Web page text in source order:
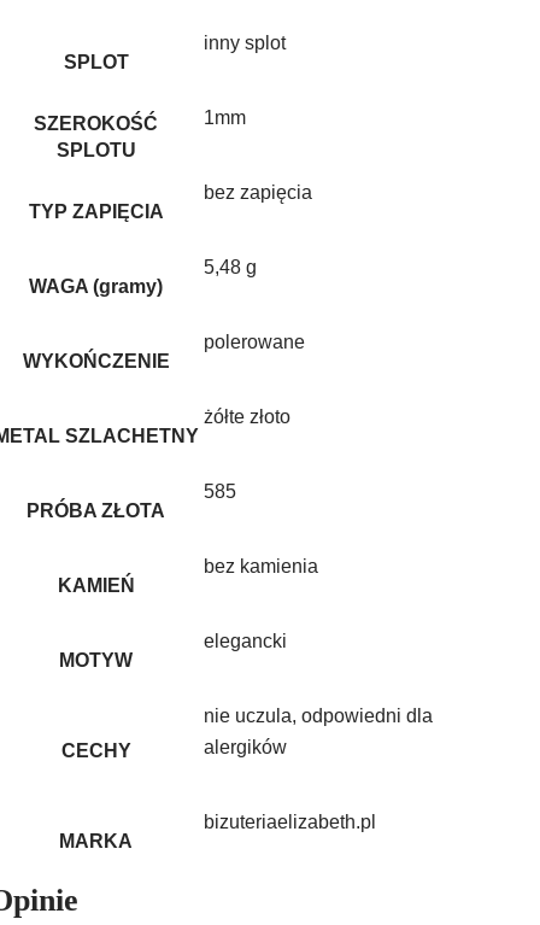
SPLOT
inny splot
SZEROKOŚĆ
SPLOTU
1mm
TYP ZAPIĘCIA
bez zapięcia
WAGA (gramy)
5,48 g
WYKOŃCZENIE
polerowane
SZLACHETNY
żółte złoto
PRÓBA ZŁOTA
585
KAMIEŃ
bez kamienia
MOTYW
elegancki
CECHY
nie uczula, odpowiedni dla
alergików
MARKA
bizuteriaelizabeth.pl